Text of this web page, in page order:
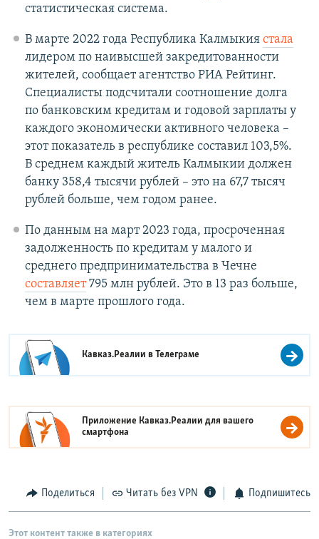
статистическая система.
В марте 2022 года Республика Калмыкия стала
лидером по наивысшей закредитованности
жителей, сообщает агентство РИА Рейтинг.
Специалисты подсчитали соотношение долга
по банковским кредитам и годовой зарплаты у
каждого экономически активного человека –
этот показатель в республике составил 103,5%.
В среднем каждый житель Калмыкии должен
банку 358,4 тысячи рублей – это на 67,7 тысяч
рублей больше, чем годом ранее.
По данным на март 2023 года, просроченная
задолженность по кредитам у малого и
среднего предпринимательства в Чечне
составляет795 млн рублей. Это в 13 раз больше,
чем в марте прошлого года.
Кавказ.Реалии вТелеграме
Приложение Кавказ.Реалии для вашего
смартфона
Поделиться Читать без VPN Подпишитесь
Этот контент также в категориях